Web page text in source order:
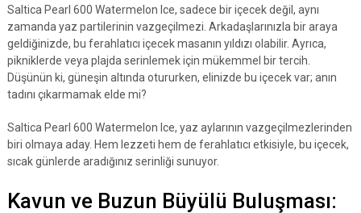
Saltica Pearl 600 Watermelon Ice, sadece bir içecek değil, aynı
zamanda yaz partilerinin vazgeçilmezi. Arkadaşlarınızla bir araya
geldiğinizde, bu ferahlatıcı içecek masanın yıldızı olabilir. Ayrıca,
pikniklerde veya plajda serinlemek için mükemmel bir tercih.
Düşünün ki, güneşin altında otururken, elinizde bu içecek var; anın
tadını çıkarmamak elde mi?
Saltica Pearl 600 Watermelon Ice, yaz aylarının vazgeçilmezlerinden
biri olmaya aday. Hem lezzeti hem de ferahlatıcı etkisiyle, bu içecek,
sıcak günlerde aradığınız serinliği sunuyor.
Kavun ve Buzun Büyülü Buluşması: